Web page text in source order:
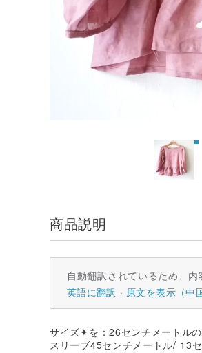
商品説明
自動翻訳されているため、内
英語に翻訳
原文を表示（中
サイズ✦を：26センチメートル
スリーブ45センチメートル/ 13